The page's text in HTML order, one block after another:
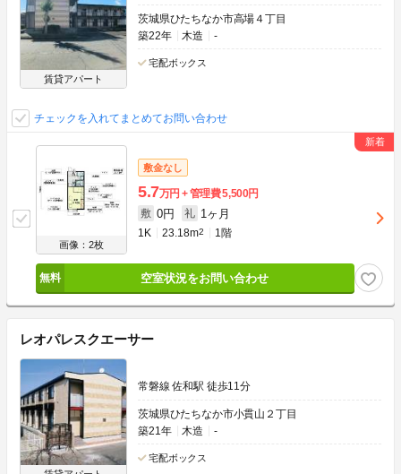
賃貸アパート
茨城県ひたちなか市高場４丁目
築22年
木造 -
宅配ボックス
チェックを入れてまとめてお問い合わせ
画像：2枚
敷金なし
5.7万円 管理費5,500円
敷 0円 礼 1ヶ月
1K 23.18m2 1階
空室状況をお問い合わせ
レオパレスクエーサー
常磐線 佐和駅 徒歩11分
茨城県ひたちなか市小貫山２丁目
築21年
木造 -
宅配ボックス